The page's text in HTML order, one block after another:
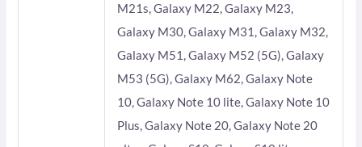
M21s, Galaxy M22, Galaxy M23,
Galaxy M30, Galaxy M31, Galaxy M32,
Galaxy M51, Galaxy M52 (5G), Galaxy
M53 (5G), Galaxy M62, Galaxy Note
10, Galaxy Note 10 lite, Galaxy Note 10
Plus, Galaxy Note 20, Galaxy Note 20